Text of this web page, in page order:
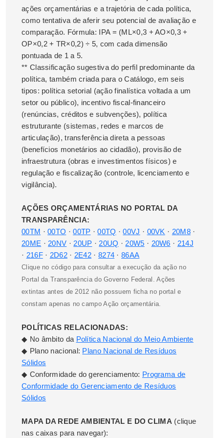
ações orçamentárias e a trajetória de cada política,
como tentativa de aferir seu potencial de avaliação e
comparação. Fórmula: IPA = (ML×0,3 + AO×0,3 +
OP×0,2 + TR×0,2) ÷ 5, com cada dimensão
pontuada de 1 a 5.
** Classificação sugestiva do perfil predominante da
política, também criada para o Catálogo, em seis
tipos: política setorial (ação finalística voltada a um
setor ou público), incentivo fiscal-financeiro
(renúncias, créditos e subvenções), política
estruturante (sistemas, redes e marcos de
articulação), transferência direta a pessoas
(benefícios monetários ao cidadão), provisão de
infraestrutura (obras e investimentos físicos) e
regulação e fiscalização (controle, licenciamento e
vigilância).
AÇÕES ORÇAMENTÁRIAS NO PORTAL DA
TRANSPARÊNCIA:
00TM ·00TO ·00TP ·00TQ ·00VJ · 00VK · 20M8·
20ME · 20NV · 20UP · 20UQ · 20W5 · 20W6 · 214J
· 216F· 2D62· 2E42 · 8274 ·86AA
Clique no código para consultar a execução da ação no
Portal da Transparência do Governo Federal. Ações
extintas antes de 2012 não possuem ficha no portal e
constam apenas no campo Ação orçamentária.
POLÍTICAS RELACIONADAS:
◆ No âmbito da Política Nacional do Meio Ambiente
◆ Plano nacional: Plano Nacional de Resíduos
Sólidos
◆ Conformidade do gerenciamento: Programa de
Conformidade do Gerenciamento de Resíduos
Sólidos
MAPA DA REDE AMBIENTAL E DO CLIMA (clique
nas caixas para navegar):